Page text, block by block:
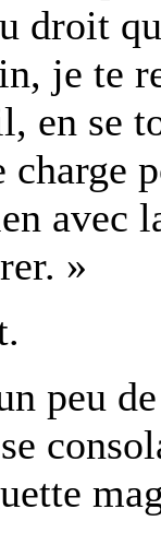
droit
je te
en se
charge
avec
»
peu